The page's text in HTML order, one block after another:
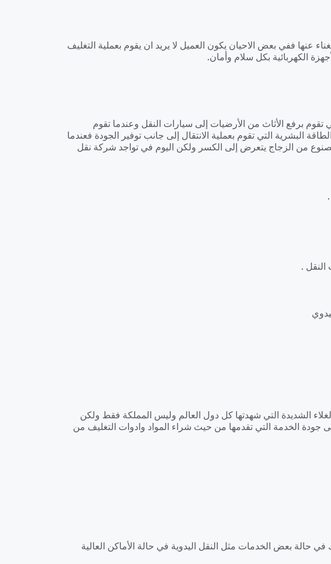
عنها ففي بعض الاحيان يكون العميل لا يريد ان يقوم بعملية التغليف
الكهربائية بكل سلام وأمان.
برفع الأثاث من الأرضيات إلى سيارات النقل وعندما تقوم
التي تقوم بعملية الانتقال إلى جانب توفير الجودة فعندما
مصنوع من الزجاج يتعرض إلى الكسر ولكن اليوم في تواجد شركة نقل
النقل .
الشديدة التي شهدتها كل دول العالم وليس المملكة فقط ولكن
الخدمة التي تقدمها من حيث شراء المواد وادوات التغليف من
حالة بعض الخدمات مثل النقل اليدوية في حالة الأماكن العالية